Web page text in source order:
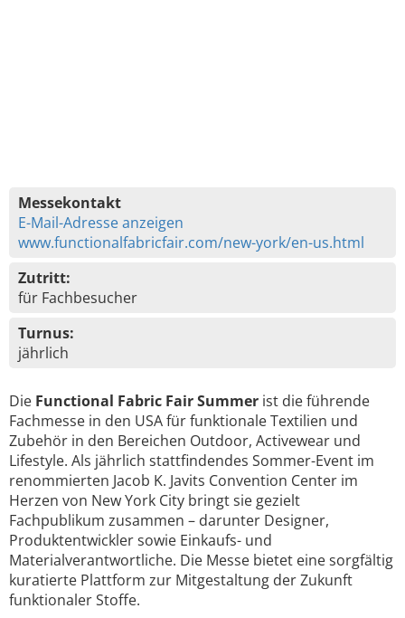
Messekontakt
E-Mail-Adresse anzeigen
www.functionalfabricfair.com/new-york/en-us.html
Zutritt:
für Fachbesucher
Turnus:
jährlich
Die Functional Fabric Fair Summer ist die führende
Fachmesse in den USA für funktionale Textilien und
Zubehör in den Bereichen Outdoor, Activewear und
Lifestyle. Als jährlich stattfindendes Sommer-Event im
renommierten Jacob K. Javits Convention Center im
Herzen von New York City bringt sie gezielt
Fachpublikum zusammen – darunter Designer,
Produktentwickler sowie Einkaufs- und
Materialverantwortliche. Die Messe bietet eine sorgfältig
kuratierte Plattform zur Mitgestaltung der Zukunft
funktionaler Stoffe.